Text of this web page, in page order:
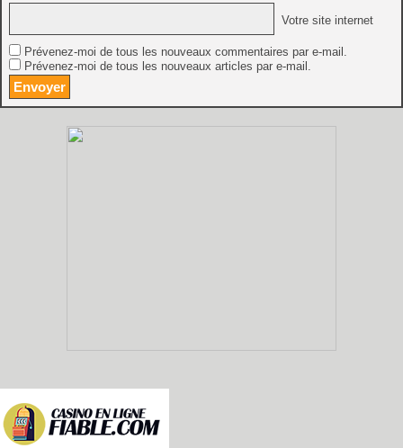
Votre site internet
Prévenez-moi de tous les nouveaux commentaires par e-mail.
Prévenez-moi de tous les nouveaux articles par e-mail.